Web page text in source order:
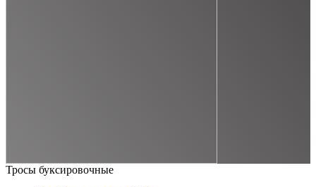
Тросы буксировочные